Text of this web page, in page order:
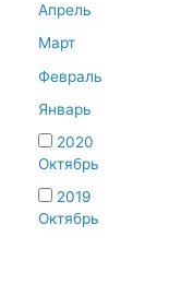
Апрель
Март
Февраль
Январь
2020
Октябрь
2019
Октябрь